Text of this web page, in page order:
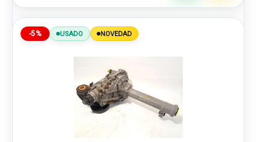
-5% USADO NOVEDAD